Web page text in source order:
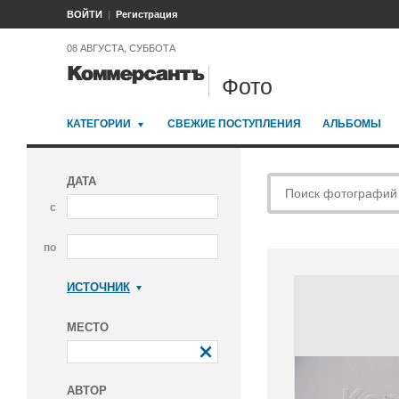
ВОЙТИ Регистрация
08 АВГУСТА, СУББОТА
Фото
КАТЕГОРИИ СВЕЖИЕ ПОСТУПЛЕНИЯ АЛЬБОМЫ
ДАТА
с
по
ИСТОЧНИК
МЕСТО
АВТОР